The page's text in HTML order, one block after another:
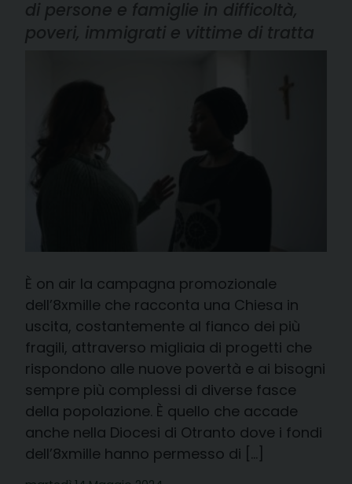
di persone e famiglie in difficoltà,
poveri, immigrati e vittime di tratta
È on air la campagna promozionale
dell’8xmille che racconta una Chiesa in
uscita, costantemente al fianco dei più
fragili, attraverso migliaia di progetti che
rispondono alle nuove povertà e ai bisogni
sempre più complessi di diverse fasce
della popolazione. È quello che accade
anche nella Diocesi di Otranto dove i fondi
dell’8xmille hanno permesso di […]